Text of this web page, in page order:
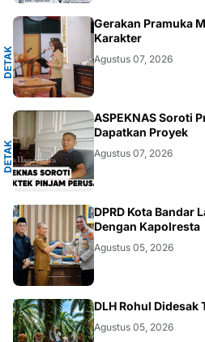
D
E
T
A
K
N
U
S
A
N
T
A
RA
Gerakan Pramuka
Karakter
Agustus 07, 2026
D
E
T
A
K
N
U
S
A
N
T
A
RA
ASPEKNAS Soroti
Dapatkan Proyek
Agustus 07, 2026
DAERAH
DPRD Kota Bandar
Dengan Kapolresta
Agustus 05, 2026
DAERAH DLH Rohul Didesak
Agustus 05, 2026